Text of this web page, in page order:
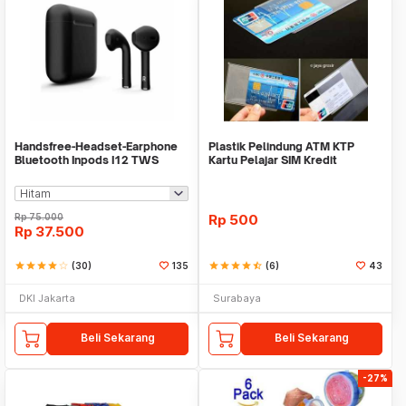
Handsfree-Headset-Earphone
Bluetooth Inpods I12 TWS
Rp75.000
Rp 37.500
starstarstarstarstar_border (30) 135
DKI Jakarta
Beli Sekarang
Plastik Pelindung ATM KTP
Kartu Pelajar SIM Kredit
Rp 500
starstarstarstarstar_half (6) 43
Surabaya
Beli Sekarang
-27%